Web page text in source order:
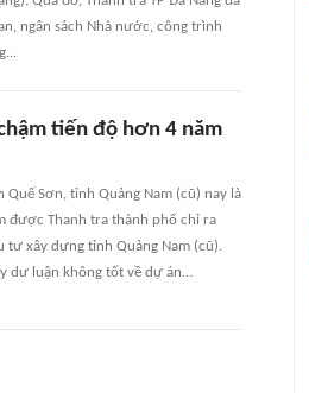
ngân sách Nhà nước, công trình
tiến độ hơn 4 năm
Sơn, tỉnh Quảng Nam (cũ) nay là
được Thanh tra thành phố chỉ ra
tư xây dựng tỉnh Quảng Nam (cũ).
dư luận không tốt về dự án…